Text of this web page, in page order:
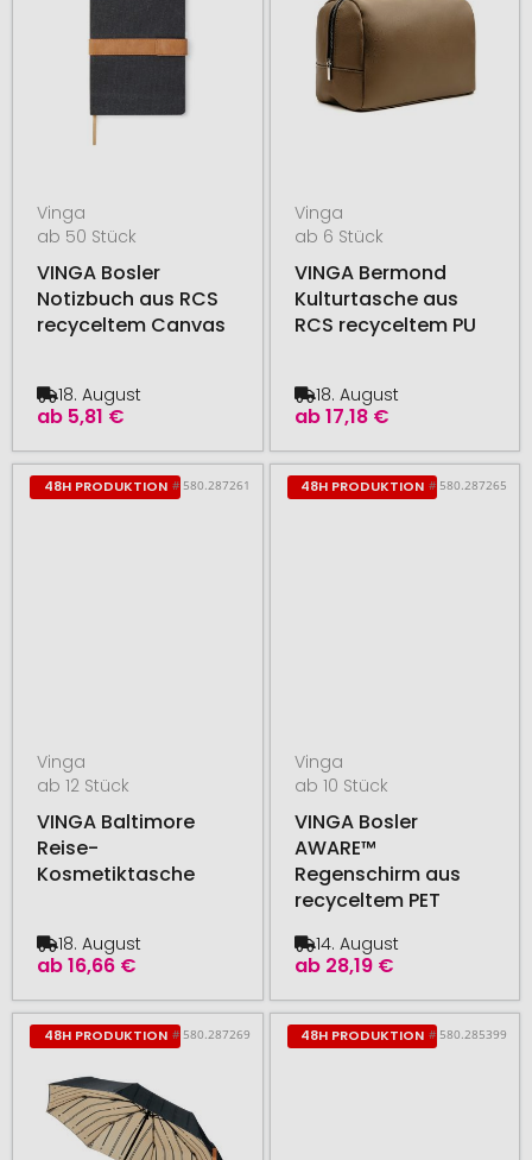
Vinga
ab 50 Stück
VINGA Bosler
Notizbuch aus RCS
recyceltem Canvas
ab 5,81 €
18. August
Vinga
ab 6 Stück
VINGA Bermond
Kulturtasche aus
RCS recyceltem PU
ab17,18 €
18. August
48H PRODUKTION # 580.287261
Vinga
ab 12 Stück
VINGA Baltimore
Reise-
Kosmetiktasche
ab16,66 €
18. August
48H PRODUKTION # 580.287265
Vinga
ab 10 Stück
VINGA Bosler
AWARE™
Regenschirm aus
recyceltem PET
ab 28,19 €
14. August
48H PRODUKTION # 580.287269 48H PRODUKTION # 580.285399